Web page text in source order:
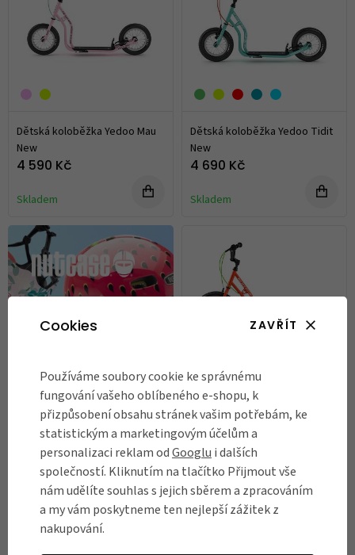
Dětská koloběžka Yedoo Mau
New
4 590 Kč
Skladem
Dětská koloběžka Yedoo Tidit
New
4 690 Kč
Skladem
50 % Sleva na
originální
helmy
Dětská koloběžka Yedoo
Wzoom New
4 990 Kč
Není skladem
RECENZE
Názory našich zákazníků
Cookies ZAVŘÍT
Používáme soubory cookie ke správnému
fungování vašeho oblíbeného e-shopu, k
přizpůsobení obsahu stránek vašim potřebám, ke
statistickým a marketingovým účelům a
personalizaci reklam odGooglu i dalších
společností. Kliknutím na tlačítko Přijmout vše
nám udělíte souhlas s jejich sběrem a zpracováním
a my vám poskytneme ten nejlepší zážitek z
nakupování.